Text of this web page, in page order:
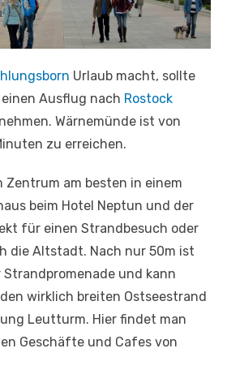
Urlaub macht, sollte
Ausflug nach Rostock
Wärnemünde ist von
zu erreichen.
Zentrum am besten in einem
beim Hotel Neptun und der
für einen Strandbesuch oder
die Altstadt. Nach nur 50m ist
und kann
wirklich breiten Ostseestrand
Leutturm. Hier findet man
Geschäfte und Cafes von